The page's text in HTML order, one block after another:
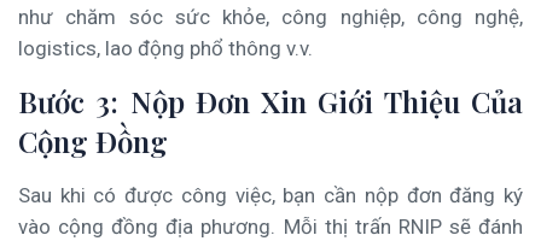
như chăm sóc sức khỏe, công nghiệp, công nghệ,
logistics, lao động phổ thông v.v.
Bước 3: Nộp Đơn Xin Giới Thiệu Của
Cộng Đồng
Sau khi có được công việc, bạn cần nộp đơn đăng ký
vào cộng đồng địa phương. Mỗi thị trấn RNIP sẽ đánh